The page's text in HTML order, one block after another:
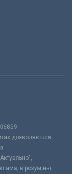
дозволяється
в розумінні